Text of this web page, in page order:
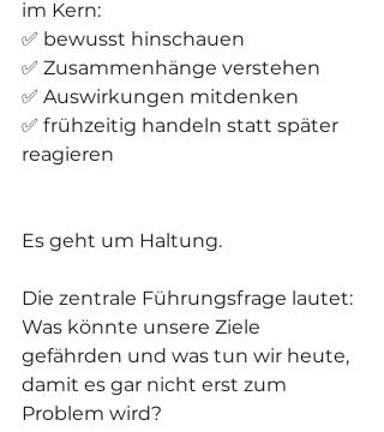
im Kern:
✅ bewusst hinschauen
✅ Zusammenhänge verstehen
✅ Auswirkungen mitdenken
✅ frühzeitig handeln statt später
reagieren
Es geht um Haltung.
Die zentrale Führungsfrage lautet:
Was könnte unsere Ziele
gefährden und was tun wir heute,
damit es gar nicht erst zum
Problem wird?